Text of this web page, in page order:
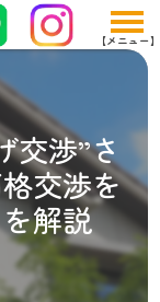
交渉”さ
交渉を
解説